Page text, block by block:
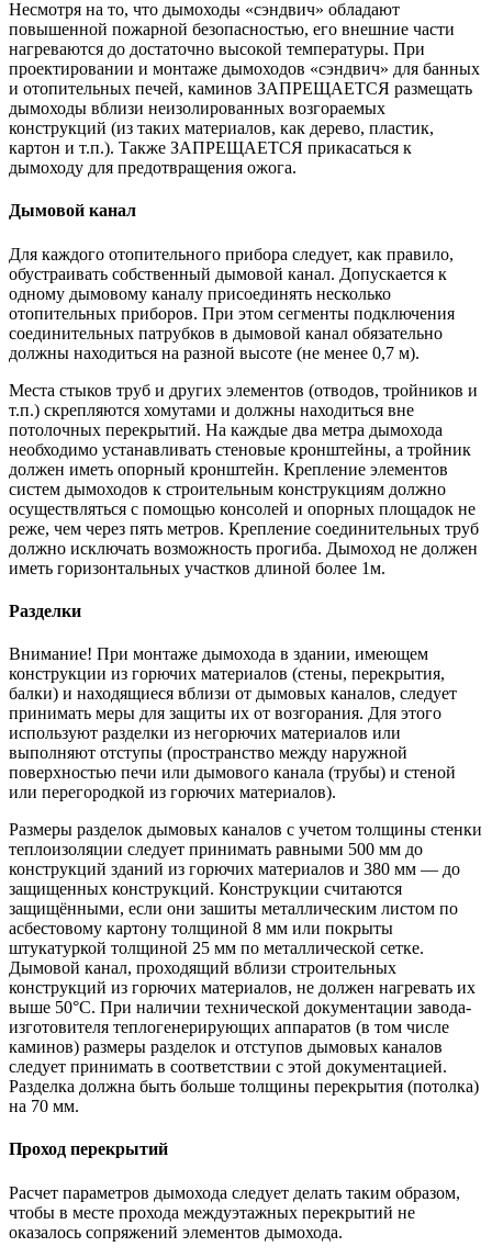
Несмотря на то, что дымоходы «сэндвич» обладают
повышенной пожарной безопасностью, его внешние части
нагреваются до достаточно высокой температуры. При
проектировании и монтаже дымоходов «сэндвич» для банных
и отопительных печей, каминов ЗАПРЕЩАЕТСЯ размещать
дымоходы вблизи неизолированных возгораемых
конструкций (из таких материалов, как дерево, пластик,
картон и т.п.). Также ЗАПРЕЩАЕТСЯ прикасаться к
дымоходу для предотвращения ожога.
Дымовой канал
Для каждого отопительного прибора следует, как правило,
обустраивать собственный дымовой канал. Допускается к
одному дымовому каналу присоединять несколько
отопительных приборов. При этом сегменты подключения
соединительных патрубков в дымовой канал обязательно
должны находиться на разной высоте (не менее 0,7 м).
Места стыков труб и других элементов (отводов, тройников и
т.п.) скрепляются хомутами и должны находиться вне
потолочных перекрытий. На каждые два метра дымохода
необходимо устанавливать стеновые кронштейны, а тройник
должен иметь опорный кронштейн. Крепление элементов
систем дымоходов к строительным конструкциям должно
осуществляться с помощью консолей и опорных площадок не
реже, чем через пять метров. Крепление соединительных труб
должно исключать возможность прогиба. Дымоход не должен
иметь горизонтальных участков длиной более 1м.
Разделки
Внимание! При монтаже дымохода в здании, имеющем
конструкции из горючих материалов (стены, перекрытия,
балки) и находящиеся вблизи от дымовых каналов, следует
принимать меры для защиты их от возгорания. Для этого
используют разделки из негорючих материалов или
выполняют отступы (пространство между наружной
поверхностью печи или дымового канала (трубы) и стеной
или перегородкой из горючих материалов).
Размеры разделок дымовых каналов с учетом толщины стенки
теплоизоляции следует принимать равными 500 мм до
конструкций зданий из горючих материалов и 380 мм — до
защищенных конструкций. Конструкции считаются
защищёнными, если они зашиты металлическим листом по
асбестовому картону толщиной 8 мм или покрыты
штукатуркой толщиной 25 мм по металлической сетке.
Дымовой канал, проходящий вблизи строительных
конструкций из горючих материалов, не должен нагревать их
выше 50°С. При наличии технической документации завода-
изготовителя теплогенерирующих аппаратов (в том числе
каминов) размеры разделок и отступов дымовых каналов
следует принимать в соответствии с этой документацией.
Разделка должна быть больше толщины перекрытия (потолка)
на 70 мм.
Проход перекрытий
Расчет параметров дымохода следует делать таким образом,
чтобы в месте прохода междуэтажных перекрытий не
оказалось сопряжений элементов дымохода.